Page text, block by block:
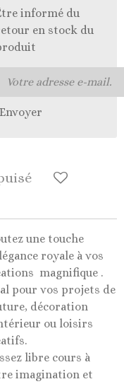
informé du
en stock du
Envoyer
une touche
royale à vos
magnifique .
pour vos projets de
décoration
ou loisirs
libre cours à
imagination et